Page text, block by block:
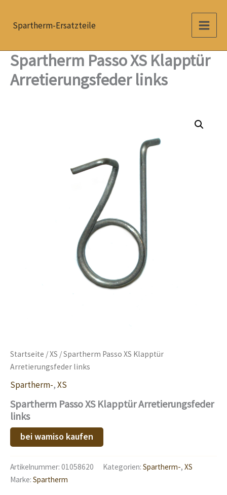
InhaltSpartherm-Ersatzteile
Spartherm Passo XS Klapptür
Arretierungsfeder links
Startseite /XS / Spartherm Passo XS Klapptür
Arretierungsfeder links
Spartherm-,XS
Spartherm Passo XS Klapptür Arretierungsfeder
links
bei wamiso kaufen
Artikelnummer: 01058620 Kategorien: Spartherm-, XS
Marke: Spartherm